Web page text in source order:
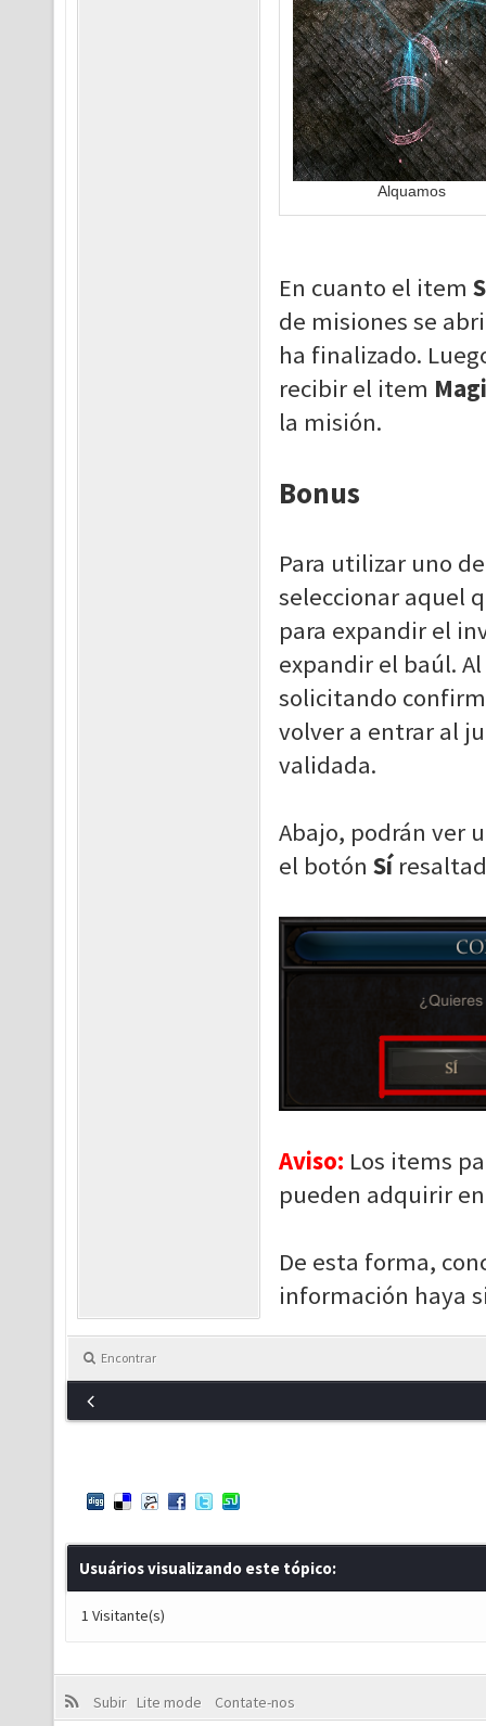
Alquamos
En cuanto el item
de misiones se
ha finalizado.
recibir el item
la misión.
Bonus
Para utilizar uno
seleccionar aquel
para expandir el
expandir el baúl.
solicitando
volver a entrar al
validada.
Abajo, podrán ver
el botón Sí
Aviso: Los items
pueden adquirir en
De esta forma,
información haya
Encontrar
Usuários visualizando este tópico:
1 Visitante(s)
Subir Lite mode
Contate-nos